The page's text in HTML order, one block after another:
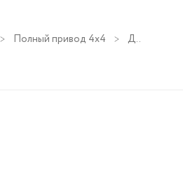
Полный привод 4х4 Детский электромобиль Rivertoys C111CC